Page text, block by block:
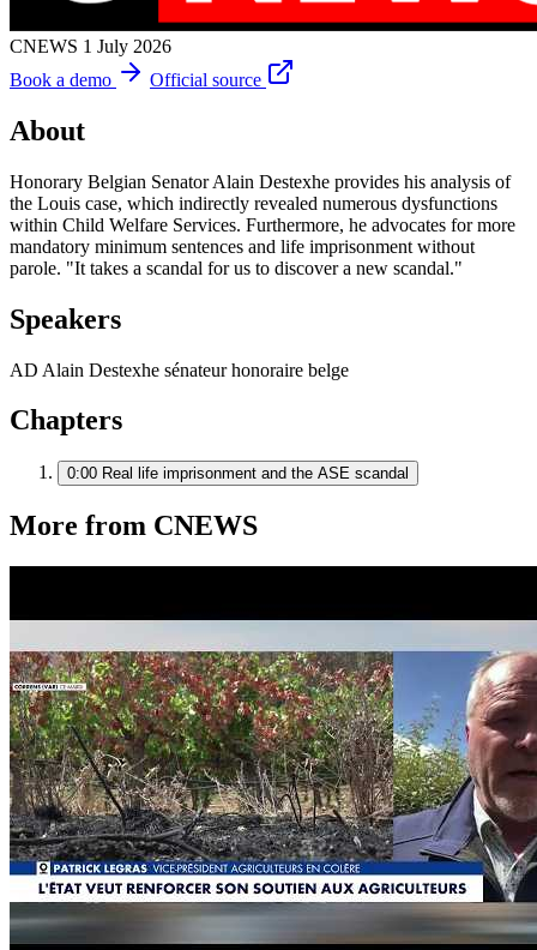
CNEWS 1 July 2026
Book a demo
Official source
About
Honorary Belgian Senator Alain Destexhe provides his analysis of
the Louis case, which indirectly revealed numerous dysfunctions
within Child Welfare Services. Furthermore, he advocates for more
mandatory minimum sentences and life imprisonment without
parole. "It takes a scandal for us to discover a new scandal."
Speakers
AD Alain Destexhe sénateur honoraire belge
Chapters
0:00 Real life imprisonment and the ASE scandal
More from CNEWS